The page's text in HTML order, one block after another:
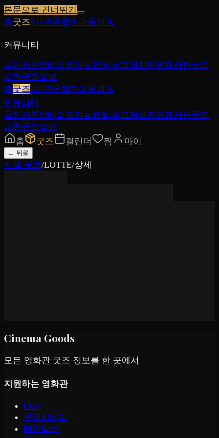
본문으로 건너뛰기
홈굿즈4사쿠폰캘린더 통계 🔍
커뮤니티
공지사항업데이트기능요청/버그제보자유게시판굿즈
교환굿즈정보
홈굿즈4사쿠폰캘린더 통계 🔍
커뮤니티
공지사항업데이트기능요청/버그제보자유게시판굿즈
교환굿즈정보
홈
굿즈 캘린더 찜 마이
← 뒤로
전체 굿즈/LOTTE/상세
Cinema Goods
모든 영화관 굿즈 정보를 한 곳에서
지원하는 영화관
CGV
롯데시네마
메가박스